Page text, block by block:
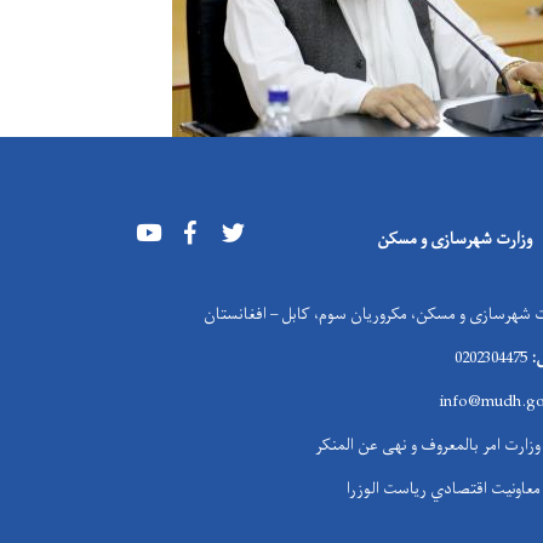
وزارت شهرسازی و مسکن Youtube Facebook
شهرسازی و مسکن، مکروریان سوم، کابل – افغانستان
وزارت امر بالمعروف و نهی عن المنکر
معاونیت اقتصادي ریاست الوزرا